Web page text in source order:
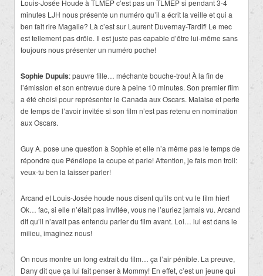
Louis-Josée Houde à TLMEP c’est pas un TLMEP si pendant 3-4
minutes LJH nous présente un numéro qu’il a écrit la veille et qui a
ben fait rire Magalie? Là c’est sur Laurent Duvernay-Tardif! Le mec
est tellement pas drôle. Il est juste pas capable d’être lui-même sans
toujours nous présenter un numéro poche!
Sophie Dupuis: pauvre fille… méchante bouche-trou! À la fin de
l’émission et son entrevue dure à peine 10 minutes. Son premier film
a été choisi pour représenter le Canada aux Oscars. Malaise et perte
de temps de l’avoir invitée si son film n’est pas retenu en nomination
aux Oscars.
Guy A. pose une question à Sophie et elle n’a même pas le temps de
répondre que Pénélope la coupe et parle! Attention, je fais mon troll:
veux-tu ben la laisser parler!
Arcand et Louis-Josée houde nous disent qu’ils ont vu le film hier!
Ok… fac, si elle n’était pas invitée, vous ne l’auriez jamais vu. Arcand
dit qu’il n’avait pas entendu parler du film avant. Lol… lui est dans le
milieu, imaginez nous!
On nous montre un long extrait du film… ça l’air pénible. La preuve,
Dany dit que ça lui fait penser à Mommy! En effet, c’est un jeune qui